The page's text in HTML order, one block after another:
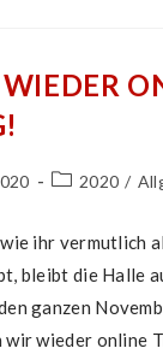
Beitrags-
2020 /
ihr vermutlich
bleibt die Halle
ganzen
wir wieder online